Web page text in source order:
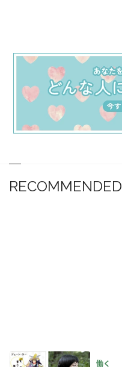
RECOMMENDED
働く